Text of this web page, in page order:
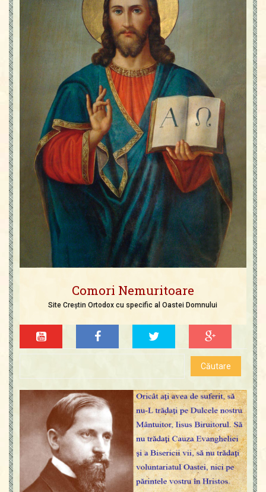
Comori Nemuritoare
Site Creștin Ortodox cu specific al Oastei Domnului